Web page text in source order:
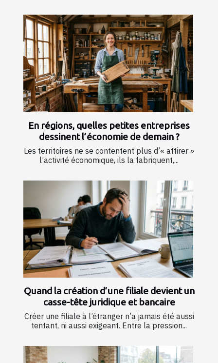
En régions, quelles petites entreprises
dessinent l’économie de demain ?
Les territoires ne se contentent plus d’« attirer »
l’activité économique, ils la fabriquent,...
Quand la création d’une filiale devient un
casse-tête juridique et bancaire
Créer une filiale à l’étranger n’a jamais été aussi
tentant, ni aussi exigeant. Entre la pression...